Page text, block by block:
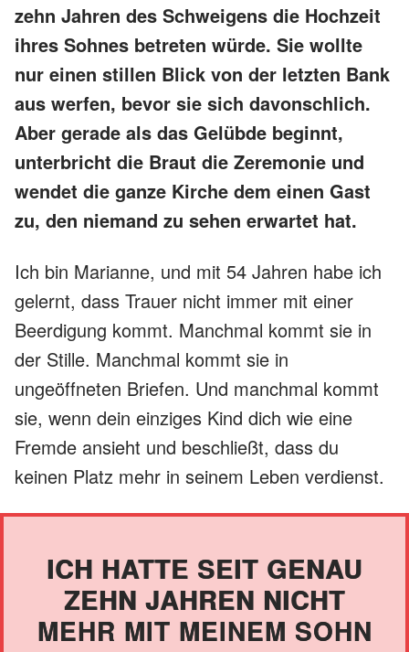
zehn Jahren des Schweigens die Hochzeit
ihres Sohnes betreten würde. Sie wollte
nur einen stillen Blick von der letzten Bank
aus werfen, bevor sie sich davonschlich.
Aber gerade als das Gelübde beginnt,
unterbricht die Braut die Zeremonie und
wendet die ganze Kirche dem einen Gast
zu, den niemand zu sehen erwartet hat.
Ich bin Marianne, und mit 54 Jahren habe ich
gelernt, dass Trauer nicht immer mit einer
Beerdigung kommt. Manchmal kommt sie in
der Stille. Manchmal kommt sie in
ungeöffneten Briefen. Und manchmal kommt
sie, wenn dein einziges Kind dich wie eine
Fremde ansieht und beschließt, dass du
keinen Platz mehr in seinem Leben verdienst.
ICH HATTE SEIT GENAU
ZEHN JAHREN NICHT
MEHR MIT MEINEM SOHN